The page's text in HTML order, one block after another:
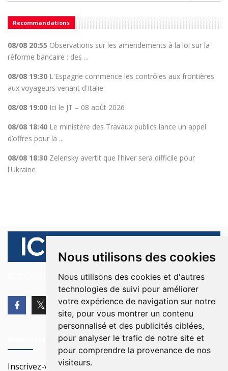
Nous utilisons des cookies
Nous utilisons des cookies et d'autres
technologies de suivi pour améliorer
votre expérience de navigation sur notre
site, pour vous montrer un contenu
personnalisé et des publicités ciblées,
pour analyser le trafic de notre site et
pour comprendre la provenance de nos
visiteurs.
Recommandations
08/08 20:55 Observations sur les amendements à la loi sur la
réforme bancaire : des ...
08/08 19:30 L'Espagne commence les contrôles aux frontières
aux voyageurs venant d'Italie
08/08 19:00 Ici le JT – 08 août 2026
08/08 18:40 Le ministère des Travaux publics lance un appel
d’offres pour la ...
08/08 18:30 Zelensky avertit que l'hiver sera difficile pour
l'Ukraine
© 2026 Ici Beyrouth. Tous les droits sont réservés.
Inscrivez-vous à notre Newsletter